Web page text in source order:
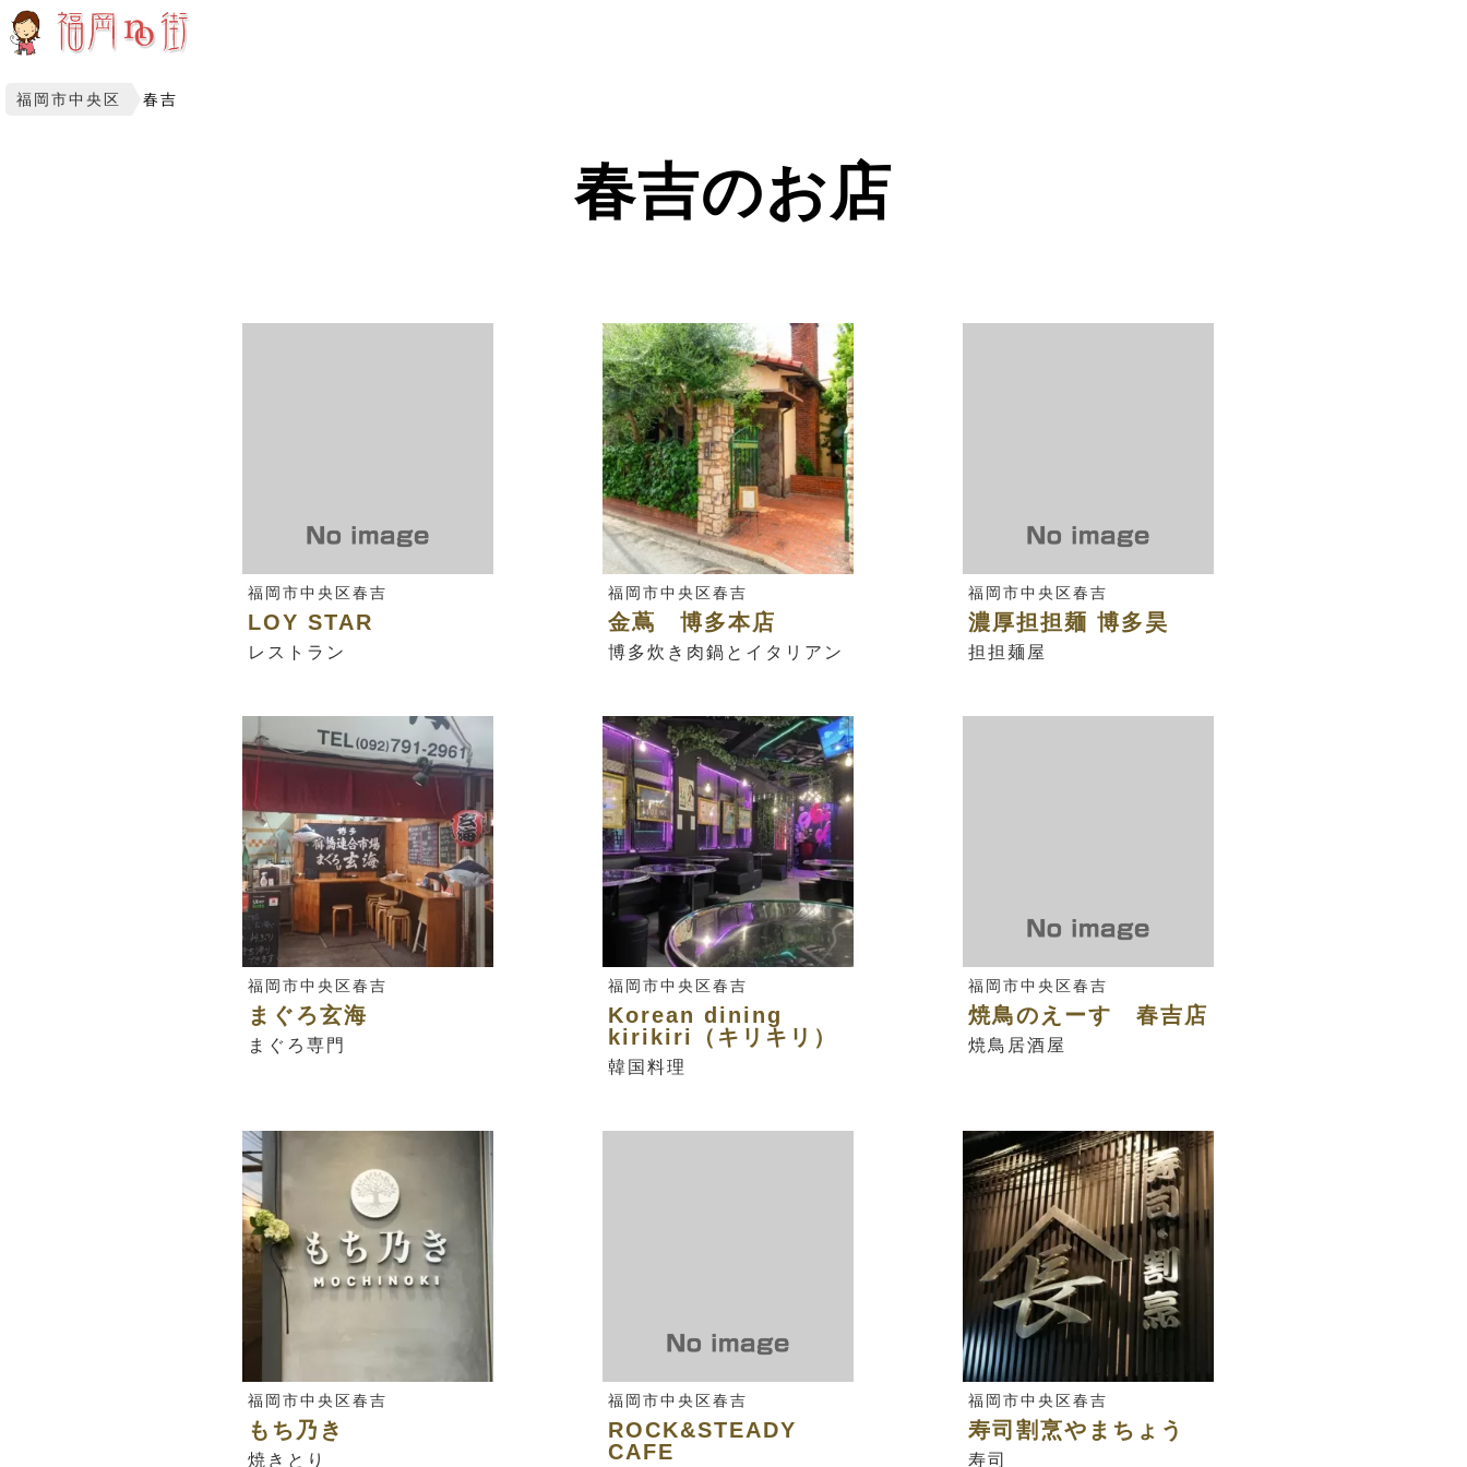
福岡市中央区 春吉
春吉のお店
福岡市中央区春吉
LOY STAR
レストラン
福岡市中央区春吉
金蔦 博多本店
博多炊き肉鍋とイタリアン
福岡市中央区春吉
濃厚担担麺 博多昊
担担麺屋
福岡市中央区春吉
まぐろ玄海
まぐろ専門
福岡市中央区春吉
Korean dining
kirikiri（キリキリ）
韓国料理
福岡市中央区春吉
焼鳥のえーす 春吉店
焼鳥居酒屋
福岡市中央区春吉
もち乃き
焼きとり
福岡市中央区春吉
ROCK&STEADY
CAFE
福岡市中央区春吉
寿司割烹やまちょう
寿司